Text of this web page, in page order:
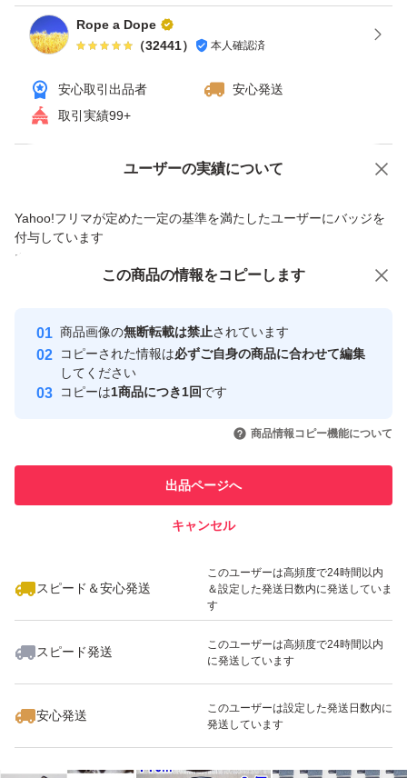
索して確認してください。 獲得しないと使えませんので
ご注意ください。 ペイペイフリマの週末とりまフリマク
ーポンは終了した可能性高いです。
【ゴールドクーポン獲得・使用手順】 ①クーポン獲得す
オクゴールドクーポンで検索すれば出てきます。 ヤフオ
札）ボタンの下に記載されている所からも獲得出来るよう
です。 ②落札する（落札時の価格は変わりません）。 ③
支払手続時にクーポンを選択する（値引きされていること
取引について（4、5つ目の画像）をご確認の上、入札・
購入ください。 初期不良（輸送事故含）時は対応後に評
価お願いします。 対応待てない急ぎで必要な方（即 悪い
評価する方）は他で落札・購入してください。 問題あれ
る人達がいますが、記載内容を理解出来ない方は絶対に購
評価に悪いがありますが全て不当評価（イタズラ・八つ当
たり）です。気になる方は画像6と7と下記を参照くださ
アーストーンが10個全て汚い（箱を開けるとジップ袋が
茶色がかっていて破れていてストーンの砂とゴミが出てき
た）との事ですが輸送中に落下など粗い扱いされればスト
ーンの砂は多少とれます。輸送事故（破損）であれば輸送
Rope a Dope
（32441） 本人確認済
安心取引出品者
安心発送
取引実績99+
ユーザーの実績について
Yahoo!フリマが定めた一定の基準を満たしたユーザーにバッジを
付与しています
安心取引出品者
取引実績
取引実績◯+
このユーザーはYahoo!フリマの取
引を完了させた実績があります
での取引実績があります
スピード&安心発送
※このバッジは実績に基づく表示であり、発送を保証しているものではあり
スピード＆安心発送
このユーザーは高頻度で24時間以内
＆設定した発送日数内に発送していま
す
スピード発送
このユーザーは高頻度で24時間以内
に発送しています
安心発送
このユーザーは設定した発送日数内に
発送しています
Yahoo!オークションで出品した商品のため一部機能は利用できません
商品への質問からの値下げ交渉、不適切なカテゴリ変更依頼は禁止です
この商品の情報をコピーします
商品画像の無断転載は禁止されています
コピーされた情報は必ずご自身の商品に合わせて編集
してください
コピーは1商品につき1回です
商品情報コピー機能について
出品ページへ
キャンセル
この商品をみている人にオススメ